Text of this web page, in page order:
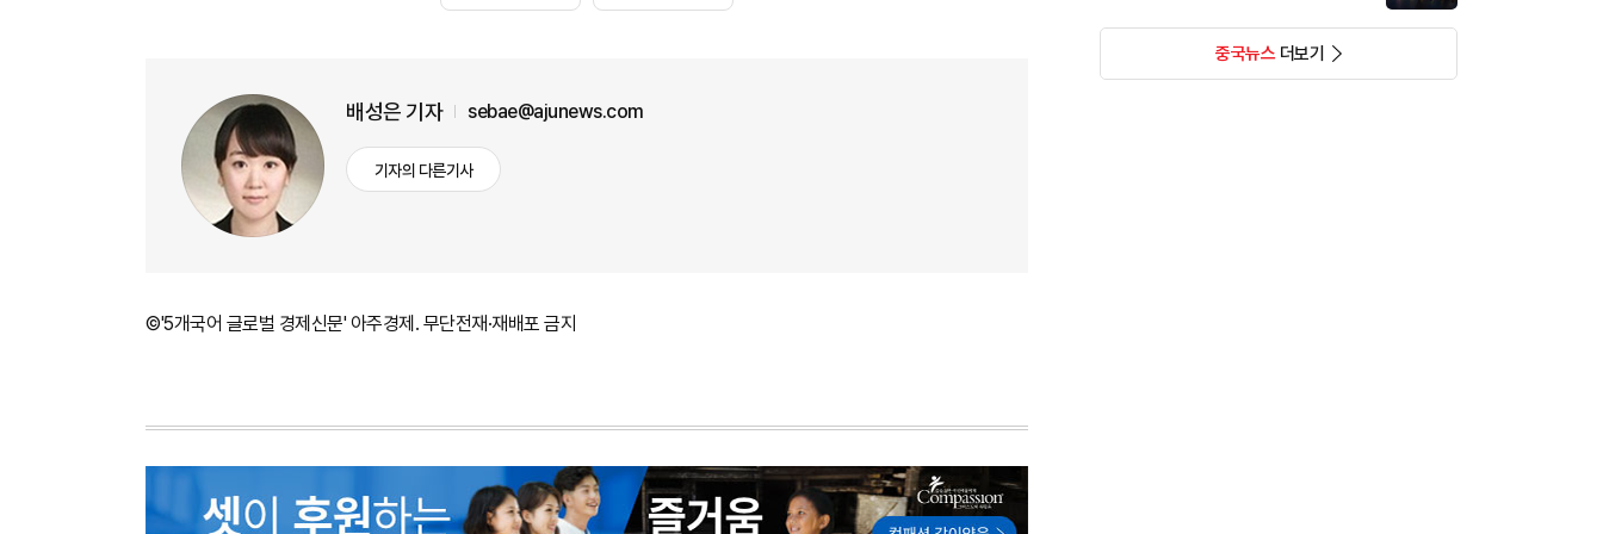
배성은 기자 sebae@ajunews.com
기자의 다른기사
©'5개국어 글로벌 경제신문' 아주경제. 무단전재·재배포 금지
중국뉴스더보기